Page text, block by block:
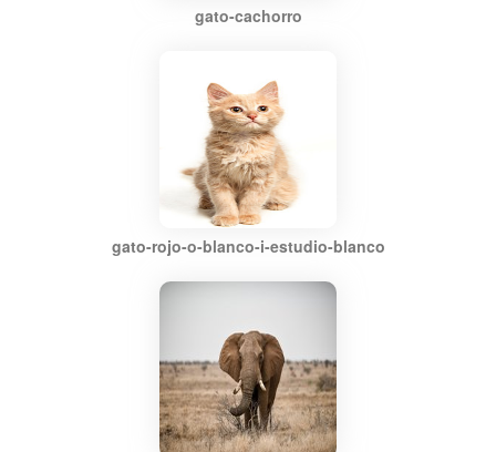
gato-cachorro
gato-rojo-o-blanco-i-estudio-blanco